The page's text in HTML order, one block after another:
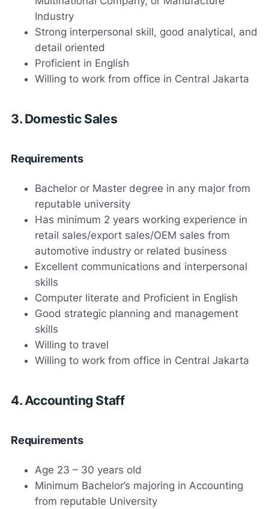
Industry
Strong interpersonal skill, good analytical, and
detail oriented
Proficient in English
Willing to work from office in Central Jakarta
3. Domestic Sales
Requirements
Bachelor or Master degree in any major from
reputable university
Has minimum 2 years working experience in
retail sales/export sales/OEM sales from
automotive industry or related business
Excellent communications and interpersonal
skills
Computer literate and Proficient in English
Good strategic planning and management
skills
Willing to travel
Willing to work from office in Central Jakarta
4. Accounting Staff
Requirements
Age 23 – 30 years old
Minimum Bachelor’s majoring in Accounting
from reputable University